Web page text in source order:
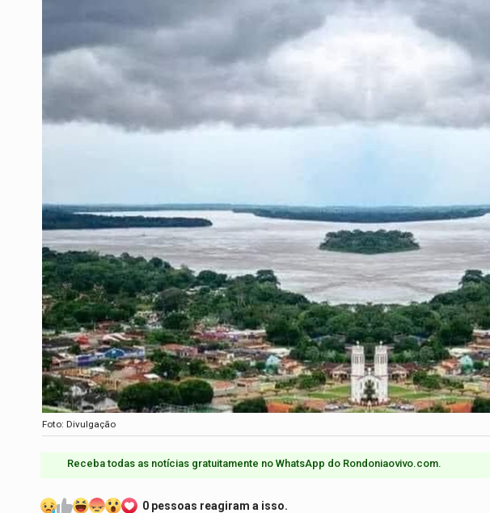
Foto: Divulgação
Receba todas as notícias gratuitamente no WhatsApp do Rondoniaovivo.com.​
0 pessoas reagiram a isso.